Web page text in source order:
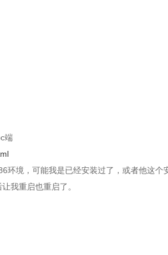
端
环境，可能我是已经安装过了，或者他这个
我重启也重启了。